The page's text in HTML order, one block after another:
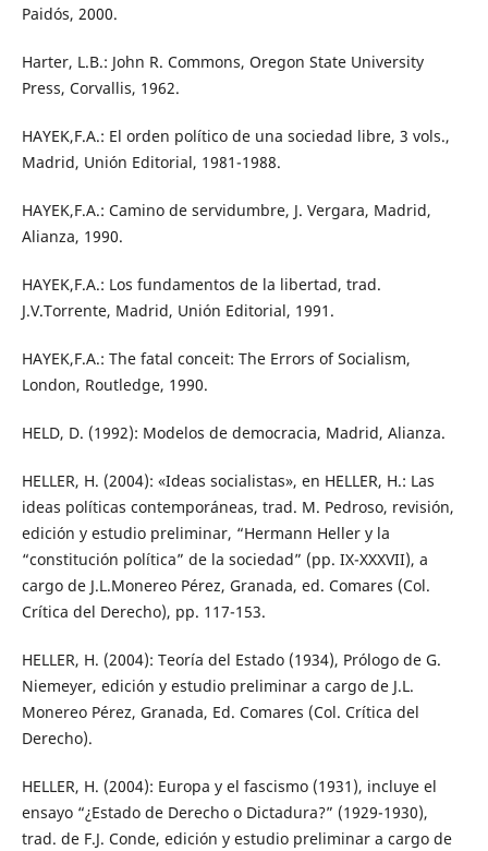
Paidós, 2000.
Harter, L.B.: John R. Commons, Oregon State University
Press, Corvallis, 1962.
HAYEK,F.A.: El orden político de una sociedad libre, 3 vols.,
Madrid, Unión Editorial, 1981-1988.
HAYEK,F.A.: Camino de servidumbre, J. Vergara, Madrid,
Alianza, 1990.
HAYEK,F.A.: Los fundamentos de la libertad, trad.
J.V.Torrente, Madrid, Unión Editorial, 1991.
HAYEK,F.A.: The fatal conceit: The Errors of Socialism,
London, Routledge, 1990.
HELD, D. (1992): Modelos de democracia, Madrid, Alianza.
HELLER, H. (2004): «Ideas socialistas», en HELLER, H.: Las
ideas políticas contemporáneas, trad. M. Pedroso, revisión,
edición y estudio preliminar, “Hermann Heller y la
“constitución política” de la sociedad” (pp. IX-XXXVII), a
cargo de J.L.Monereo Pérez, Granada, ed. Comares (Col.
Crítica del Derecho), pp. 117-153.
HELLER, H. (2004): Teoría del Estado (1934), Prólogo de G.
Niemeyer, edición y estudio preliminar a cargo de J.L.
Monereo Pérez, Granada, Ed. Comares (Col. Crítica del
Derecho).
HELLER, H. (2004): Europa y el fascismo (1931), incluye el
ensayo “¿Estado de Derecho o Dictadura?” (1929-1930),
trad. de F.J. Conde, edición y estudio preliminar a cargo de